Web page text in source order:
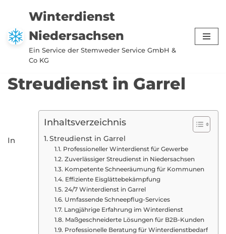
Zum
Inhalt
springen
Winterdienst
Niedersachsen
Ein Service der Stemweder Service GmbH &
Co KG
Streudienst in Garrel
Inhaltsverzeichnis
Streudienst in Garrel
Professioneller Winterdienst für Gewerbe
Zuverlässiger Streudienst in Niedersachsen
Kompetente Schneeräumung für Kommunen
Effiziente Eisglättebekämpfung
24/7 Winterdienst in Garrel
Umfassende Schneepflug-Services
Langjährige Erfahrung im Winterdienst
Maßgeschneiderte Lösungen für B2B-Kunden
Professionelle Beratung für Winterdienstbedarf
In